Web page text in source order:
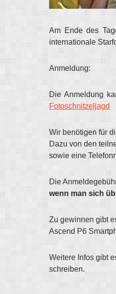
Am Ende des
internationale
Anmeldung:
Die Anmeldung
Fotoschnitzeljagd
Wir benötigen für
Dazu von den
sowie eine
Die
wenn man sich
Zu gewinnen gibt
Ascend P6
Weitere Infos gibt
schreiben.